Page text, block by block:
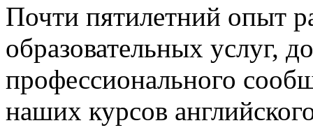
Почти пятилетний опыт
образовательных услуг,
профессионального
наших курсов